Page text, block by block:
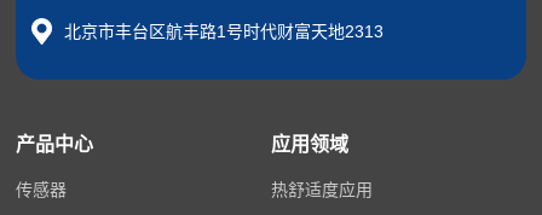
北京市丰台区航丰路1号时代财富天地2313
产品中心
传感器
应用领域
热舒适度应用